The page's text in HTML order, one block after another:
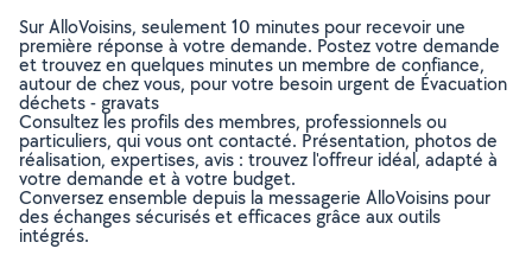
Sur AlloVoisins, seulement 10 minutes pour recevoir une
première réponse à votre demande. Postez votre demande
et trouvez en quelques minutes un membre de confiance,
autour de chez vous, pour votre besoin urgent de Évacuation
déchets - gravats
Consultez les profils des membres, professionnels ou
particuliers, qui vous ont contacté. Présentation, photos de
réalisation, expertises, avis : trouvez l'offreur idéal, adapté à
votre demande et à votre budget.
Conversez ensemble depuis la messagerie AlloVoisins pour
des échanges sécurisés et efficaces grâce aux outils
intégrés.